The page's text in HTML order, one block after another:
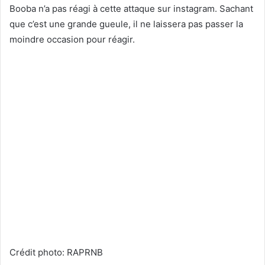
Booba n’a pas réagi à cette attaque sur instagram. Sachant
que c’est une grande gueule, il ne laissera pas passer la
moindre occasion pour réagir.
Crédit photo: RAPRNB